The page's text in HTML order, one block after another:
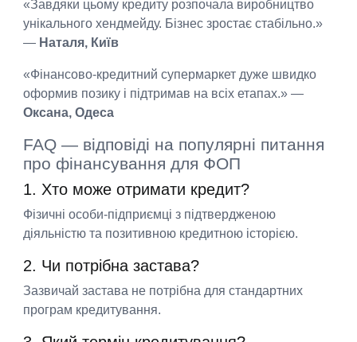
«Завдяки цьому кредиту розпочала виробництво
унікального хендмейду. Бізнес зростає стабільно.»
— Наталя, Київ
«Фінансово-кредитний супермаркет дуже швидко
оформив позику і підтримав на всіх етапах.» —
Оксана, Одеса
FAQ — відповіді на популярні питання
про фінансування для ФОП
1. Хто може отримати кредит?
Фізичні особи-підприємці з підтвердженою
діяльністю та позитивною кредитною історією.
2. Чи потрібна застава?
Зазвичай застава не потрібна для стандартних
програм кредитування.